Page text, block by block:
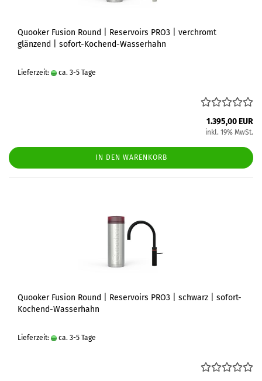
Quooker Fusion Round | Reservoirs PRO3 | verchromt
glänzend | sofort-Kochend-Wasserhahn
Lieferzeit: ca. 3-5 Tage
1.395,00 EUR
inkl. 19% MwSt.
IN DEN WARENKORB
Quooker Fusion Round | Reservoirs PRO3 | schwarz | sofort-
Kochend-Wasserhahn
Lieferzeit: ca. 3-5 Tage